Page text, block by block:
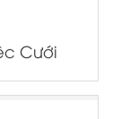
Cưới